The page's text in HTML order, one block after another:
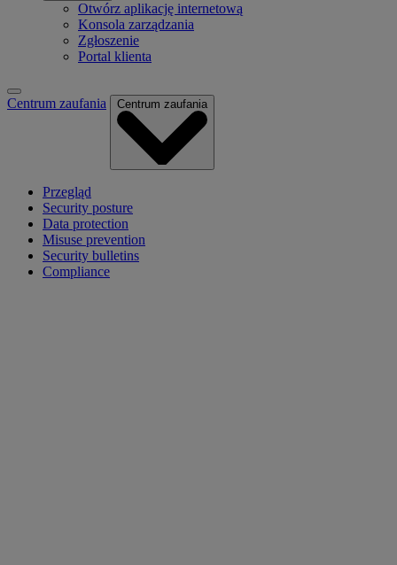
Otwórz aplikację internetową
Konsola zarządzania
Zgłoszenie
Portal klienta
Centrum zaufania Centrum zaufania
Przegląd
Security posture
Data protection
Misuse prevention
Security bulletins
Compliance